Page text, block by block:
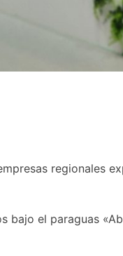
regionales
bajo el paraguas